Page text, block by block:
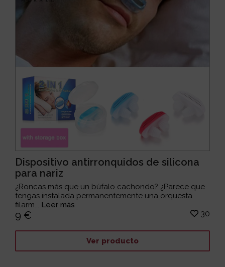
Dispositivo antirronquidos de silicona
para nariz
¿Roncas más que un búfalo cachondo? ¿Parece que
tengas instalada permanentemente una orquesta
filarm... Leer más
9 € 30
Ver producto